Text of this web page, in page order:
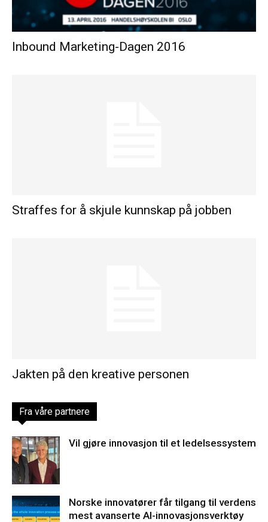
Inbound Marketing-Dagen 2016
Straffes for å skjule kunnskap på jobben
Jakten på den kreative personen
Fra våre partnere
Vil gjøre innovasjon til et ledelsessystem
Norske innovatører får tilgang til verdens
mest avanserte AI-innovasjonsverktøy